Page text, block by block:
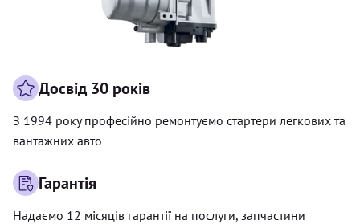
Досвід 30 років
З 1994 року професійно ремонтуємо стартери легкових та
вантажних авто
Гарантія
Надаємо 12 місяців гарантії на послуги, запчастини